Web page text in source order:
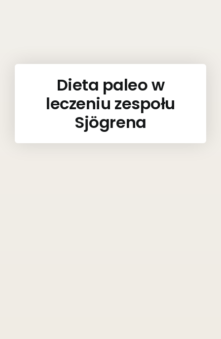
Dieta paleo w
leczeniu zespołu
Sjögrena